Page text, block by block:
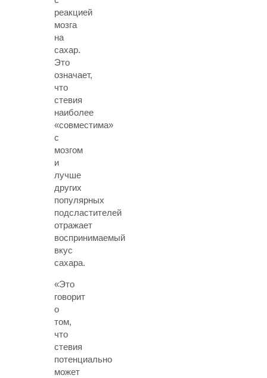
реакцией
мозга
на
сахар.
Это
означает,
что
стевия
наиболее
«совместима»
с
мозгом
и
лучше
других
популярных
подсластителей
отражает
воспринимаемый
вкус
сахара.
«Это
говорит
о
том,
что
стевия
потенциально
может